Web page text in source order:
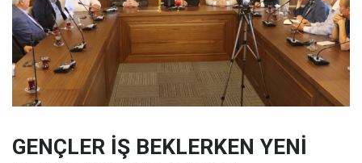
GENÇLER İŞ BEKLERKEN YENİ